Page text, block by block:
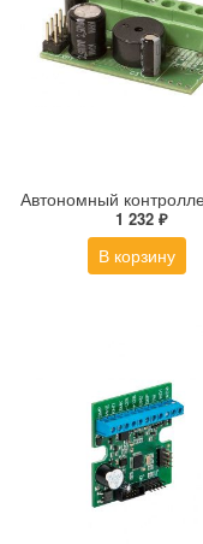
1 232 ₽
В корзину